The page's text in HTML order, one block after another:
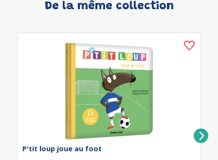
De la même collection
P'tit loup joue au foot